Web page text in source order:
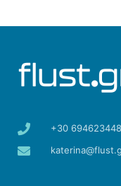
+30